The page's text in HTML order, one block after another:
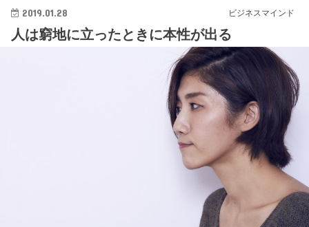
ビジネスマインド
2019.01.28
人は窮地に立ったときに本性が出る